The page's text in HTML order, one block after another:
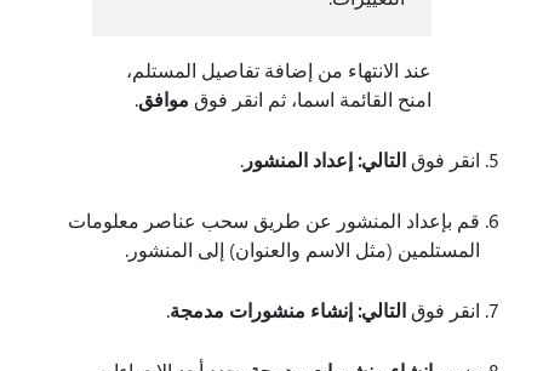
عند الانتهاء من إضافة تفاصيل المستلم،
امنح القائمة اسما، ثم انقر فوق موافق.
انقر فوق التالي: إعداد المنشور .
قم بإعداد المنشور عن طريق سحب عناصر معلومات
المستلمين (مثل الاسم والعنوان) إلى المنشور.
انقر فوق التالي: إنشاء منشورات مدمجة.